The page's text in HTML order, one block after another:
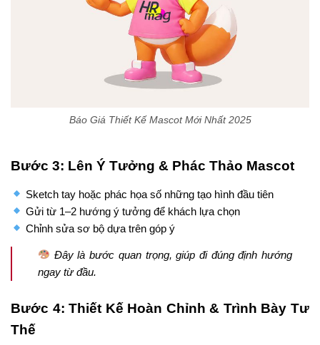
Báo Giá Thiết Kế Mascot Mới Nhất 2025
Bước 3: Lên Ý Tưởng & Phác Thảo Mascot
Sketch tay hoặc phác họa số những tạo hình đầu tiên
Gửi từ 1–2 hướng ý tưởng để khách lựa chọn
Chỉnh sửa sơ bộ dựa trên góp ý
Đây là bước quan trọng, giúp đi đúng định hướng
ngay từ đầu.
Bước 4: Thiết Kế Hoàn Chỉnh & Trình Bày Tư
Thế